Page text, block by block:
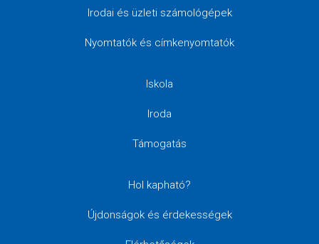
Irodai és üzleti számológépek
Nyomtatók és címkenyomtatók
Iskola
Iroda
Támogatás
Hol kapható?
Újdonságok és érdekességek